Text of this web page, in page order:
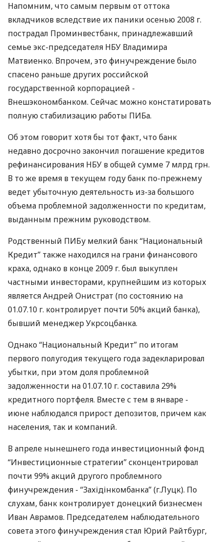
Напомним, что самым первым от оттока
вкладчиков вследствие их паники осенью 2008 г.
пострадал Проминвестбанк, принадлежавший
семье экс-председателя НБУ Владимира
Матвиенко. Впрочем, это финучреждение было
спасено раньше других российской
государственной корпорацией -
Внешэкономбанком. Сейчас можно констатировать
полную стабилизацию работы ПИБа.
Об этом говорит хотя бы тот факт, что банк
недавно досрочно закончил погашение кредитов
рефинансирования НБУ в общей сумме 7 млрд грн.
В то же время в текущем году банк по-прежнему
ведет убыточную деятельность из-за большого
объема проблемной задолженности по кредитам,
выданным прежним руководством.
Родственный ПИБу мелкий банк “Национальный
Кредит” также находился на грани финансового
краха, однако в конце 2009 г. был выкуплен
частными инвесторами, крупнейшим из которых
является Андрей Онистрат (по состоянию на
01.07.10 г. контролирует почти 50% акций банка),
бывший менеджер Укрсоцбанка.
Однако “Национальный Кредит” по итогам
первого полугодия текущего года задекларировал
убытки, при этом доля проблемной
задолженности на 01.07.10 г. составила 29%
кредитного портфеля. Вместе с тем в январе -
июне наблюдался прирост депозитов, причем как
населения, так и компаний.
В апреле нынешнего года инвестиционный фонд
“Инвестиционные стратегии” сконцентрировал
почти 99% акций другого проблемного
финучреждения - “Західінкомбанка” (г.Луцк). По
слухам, банк контролирует донецкий бизнесмен
Иван Аврамов. Председателем наблюдательного
совета этого финучреждения стал Юрий Райтбург,